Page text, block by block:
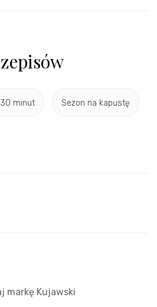
minut Sezon na kapustę
markę Kujawski